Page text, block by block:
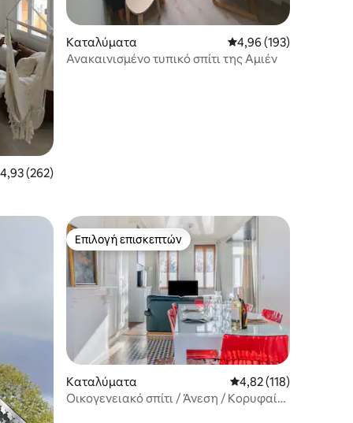
βαθμολογία: 4,93 στα 5, 262 κριτικές
4,93 (262)
Καταλύματα Μέση βαθμολογία:
4,96 (193)
Ανακαινισμένο τυπικό σπίτι της Αμιέν
Επιλογή επισκεπτών
Επιλογή επισκεπτών
Καταλύματα Μέση βαθμολογία:
4,82 (118)
Οικογενειακό σπίτι / Άνεση / Κορυφαία